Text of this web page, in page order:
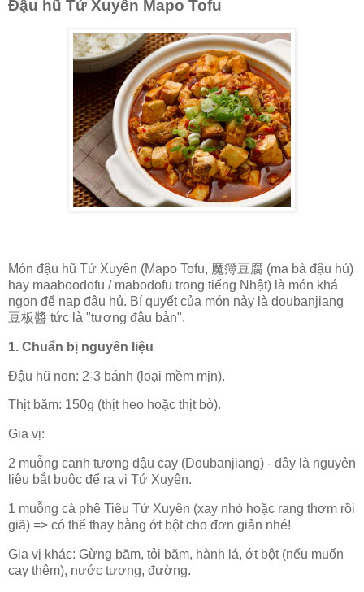
Đậu hũ Tứ Xuyên Mapo Tofu
Món đậu hũ Tứ Xuyên (Mapo Tofu, 魔簿豆腐 (ma bà đậu hủ)
hay maaboodofu / mabodofu trong tiếng Nhật) là món khá
ngon để nạp đậu hủ. Bí quyết của món này là doubanjiang
豆板醬 tức là "tương đậu bản".
1. Chuẩn bị nguyên liệu
Đậu hũ non: 2-3 bánh (loại mềm mịn).
Thịt băm: 150g (thịt heo hoặc thịt bò).
Gia vị:
2 muỗng canh tương đậu cay (Doubanjiang) - đây là nguyên
liệu bắt buộc để ra vị Tứ Xuyên.
1 muỗng cà phê Tiêu Tứ Xuyên (xay nhỏ hoặc rang thơm rồi
giã) => có thể thay bằng ớt bột cho đơn giản nhé!
Gia vị khác: Gừng băm, tỏi băm, hành lá, ớt bột (nếu muốn
cay thêm), nước tương, đường.